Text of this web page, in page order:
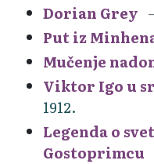
Dorian Grey
Put iz
Mučenje
Viktor Igo u
1912.
Legenda o
Gostoprimcu